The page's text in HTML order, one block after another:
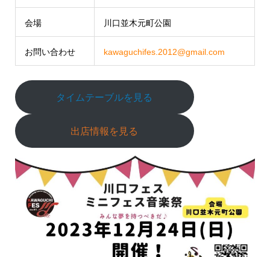
会場 川口並木元町公園
お問い合わせ kawaguchifes.2012@gmail.com
タイムテーブルを見る
出店情報を見る